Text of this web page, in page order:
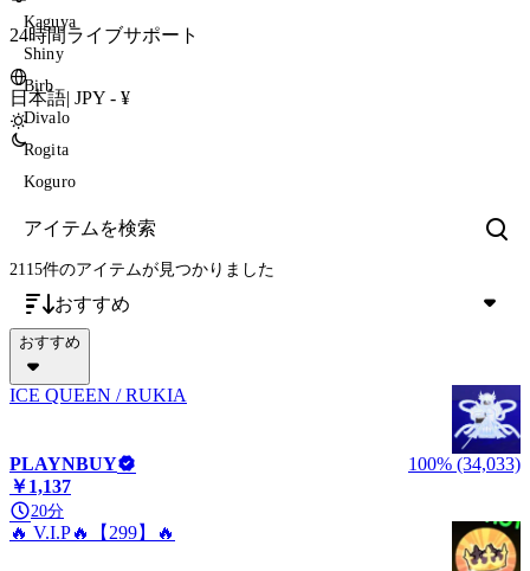
24時間ライブサポート
日本語| JPY - ¥
Kaguya
Shiny
Birb
Divalo
Rogita
Koguro
2115件のアイテムが見つかりました
おすすめ
おすすめ
ICE QUEEN / RUKIA
PLAYNBUY
100% (34,033)
￥1,137
20分
🔥 V.I.P🔥【299】🔥